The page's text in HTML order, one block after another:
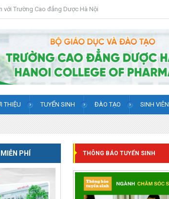
với Trường Cao đẳng Dược Hà Nội
THIỆU TUYỂN SINH ĐÀO TẠO SINH VIÊN
PHÍ THÔNG BÁO TUYỂN SINH